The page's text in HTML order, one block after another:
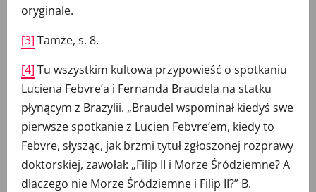
oryginale.
[3] Tamże, s. 8.
[4] Tu wszystkim kultowa przypowieść o spotkaniu
Luciena Febvre’a i Fernanda Braudela na statku
płynącym z Brazylii. „Braudel wspominał kiedyś swe
pierwsze spotkanie z Lucien Febvre’em, kiedy to
Febvre, słysząc, jak brzmi tytuł zgłoszonej rozprawy
doktorskiej, zawołał: „Filip II i Morze Śródziemne? A
dlaczego nie Morze Śródziemne i Filip II?” B.